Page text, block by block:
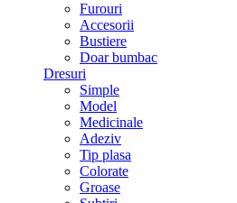
Furouri
Accesorii
Bustiere
Doar bumbac
Dresuri
Simple
Model
Medicinale
Adeziv
Tip plasa
Colorate
Groase